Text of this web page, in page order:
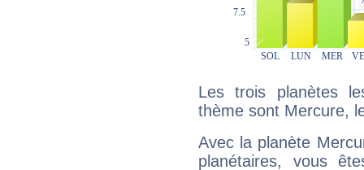
Les trois planètes
thème sont Mercure,
Avec la planète
planétaires, vous